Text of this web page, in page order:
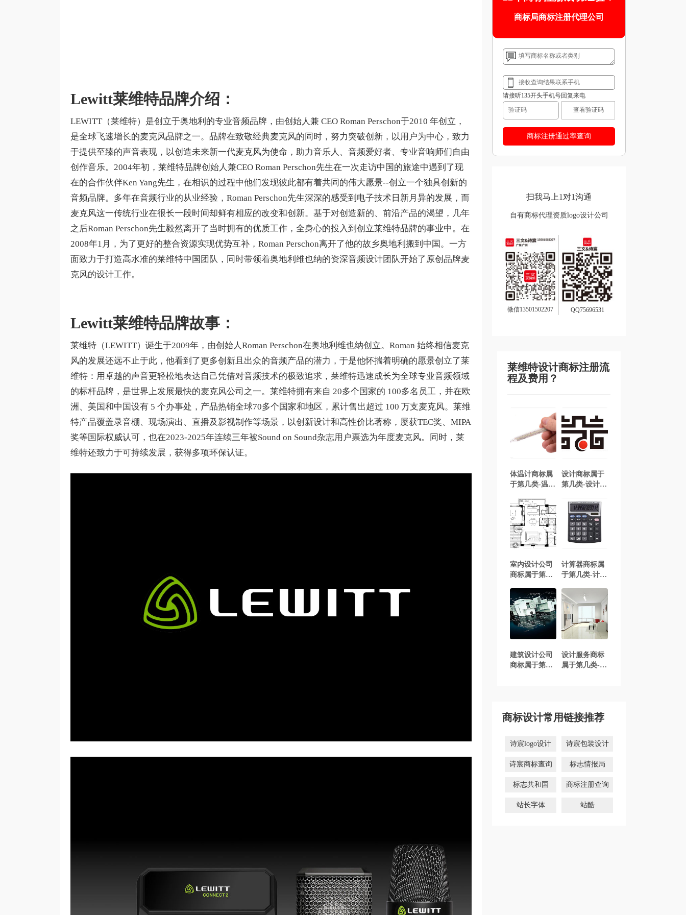
Lewitt莱维特品牌介绍：
LEWITT（莱维特）是创立于奥地利的专业音频品牌，由创始人兼 CEO Roman Perschon于2010 年创立，
是全球飞速增长的麦克风品牌之一。品牌在致敬经典麦克风的同时，努力突破创新，以用户为中心，致力
于提供至臻的声音表现，以创造未来新一代麦克风为使命，助力音乐人、音频爱好者、专业音响师们自由
创作音乐。2004年初，莱维特品牌创始人兼CEO Roman Perschon先生在一次走访中国的旅途中遇到了现
在的合作伙伴Ken Yang先生，在相识的过程中他们发现彼此都有着共同的伟大愿景--创立一个独具创新的
音频品牌。多年在音频行业的从业经验，Roman Perschon先生深深的感受到电子技术日新月异的发展，而
麦克风这一传统行业在很长一段时间却鲜有相应的改变和创新。基于对创造新的、前沿产品的渴望，几年
之后Roman Perschon先生毅然离开了当时拥有的优质工作，全身心的投入到创立莱维特品牌的事业中。在
2008年1月，为了更好的整合资源实现优势互补，Roman Perschon离开了他的故乡奥地利搬到中国。一方
面致力于打造高水准的莱维特中国团队，同时带领着奥地利维也纳的资深音频设计团队开始了原创品牌麦
克风的设计工作。
Lewitt莱维特品牌故事：
莱维特（LEWITT）诞生于2009年，由创始人Roman Perschon在奥地利维也纳创立。Roman 始终相信麦克
风的发展还远不止于此，他看到了更多创新且出众的音频产品的潜力，于是他怀揣着明确的愿景创立了莱
维特：用卓越的声音更轻松地表达自己凭借对音频技术的极致追求，莱维特迅速成长为全球专业音频领域
的标杆品牌，是世界上发展最快的麦克风公司之一。莱维特拥有来自 20多个国家的 100多名员工，并在欧
洲、美国和中国设有 5 个办事处，产品热销全球70多个国家和地区，累计售出超过 100 万支麦克风。莱维
特产品覆盖录音棚、现场演出、直播及影视制作等场景，以创新设计和高性价比著称，屡获TEC奖、MIPA
奖等国际权威认可，也在2023-2025年连续三年被Sound on Sound杂志用户票选为年度麦克风。同时，莱
维特还致力于可持续发展，获得多项环保认证。
商标局商标注册代理公司
请接听135开头手机号回复来电
查看验证码
扫我马上1对1沟通
自有商标代理资质logo设计公司
微信13501502207 QQ75696531
莱维特设计商标注册流
程及费用？
体温计商标属
于第几类-温度
于哪一类？
「商标分类」
设计商标属于
第几类-设计商
一类？「商标
分类」
室内设计公司
商标属于第几
业商标注册属
于哪一类？
「商标分类」
计算器商标属
于第几类-计算
于哪一类？
「商标分类」
建筑设计公司
商标属于第几
设计服务商标
属于第几类-设
商标设计常用链接推荐
诗宸logo设计 诗宸包装设计
诗宸商标查询 标志情报局
标志共和国 商标注册查询
站长字体 站酷